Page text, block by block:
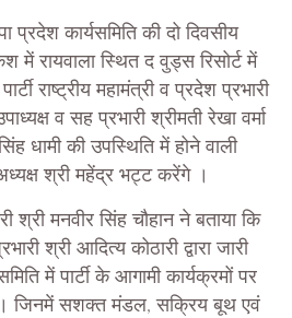
प्रदेश कार्यसमिति की दो दिवसीय
रायवाला स्थित द वुड्स रिसोर्ट में
राष्ट्रीय महामंत्री व प्रदेश प्रभारी
व सह प्रभारी श्रीमती रेखा वर्मा
धामी की उपस्थिति में होने वाली
श्री महेंद्र भट्ट करेंगे ।
श्री मनवीर सिंह चौहान ने बताया कि
श्री आदित्य कोठारी द्वारा जारी
में पार्टी के आगामी कार्यक्रमों पर
। जिनमें सशक्त मंडल, सक्रिय बूथ एवं